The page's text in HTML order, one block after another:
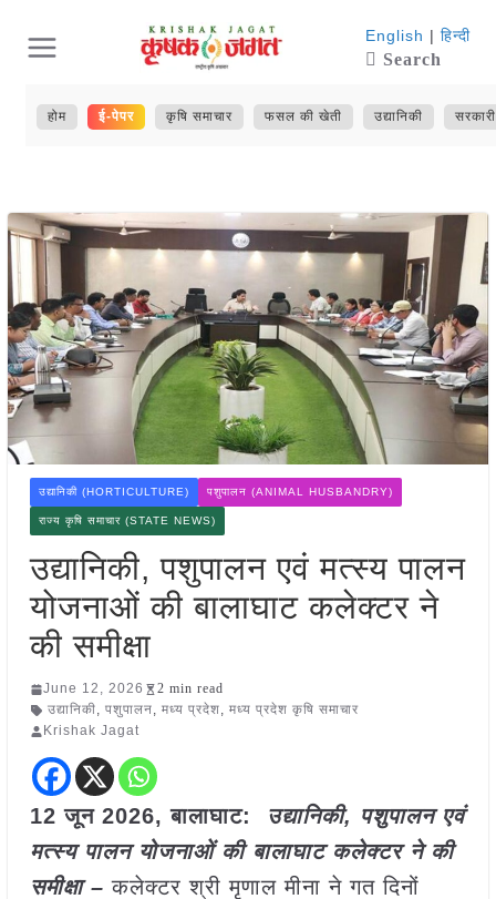
content
English | हिन्दी
Search
होम ई-पेपर कृषि समाचार फसल की खेती उद्यानिकी
उद्यानिकी (HORTICULTURE) पशुपालन (ANIMAL HUSBANDRY)
राज्य कृषि समाचार (STATE NEWS)
उद्यानिकी, पशुपालन एवं मत्स्य पालन
योजनाओं की बालाघाट कलेक्टर ने
की समीक्षा
June 12, 2026
2 min read
उद्यानिकी, पशुपालन, मध्य प्रदेश, मध्य प्रदेश कृषि समाचार
Krishak Jagat
12 जून 2026,बालाघाट:
उद्यानिकी, पशुपालन एवं
मत्स्य पालन योजनाओं की बालाघाट कलेक्टर ने की
समीक्षा – कलेक्टर श्री मृणाल मीना ने गत दिनों